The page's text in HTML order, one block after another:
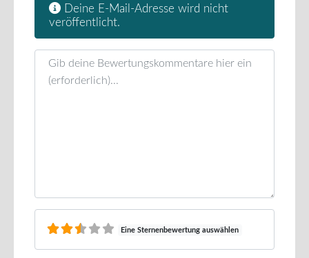
Deine E-Mail-Adresse wird nicht
veröffentlicht.
Rezensionstext
Eine Sternenbewertung auswählen